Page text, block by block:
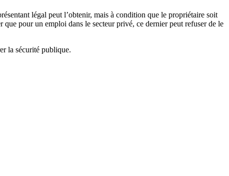
légal peut l’obtenir, mais à condition que le propriétaire soit
pour un emploi dans le secteur privé, ce dernier peut refuser de le
la sécurité publique.